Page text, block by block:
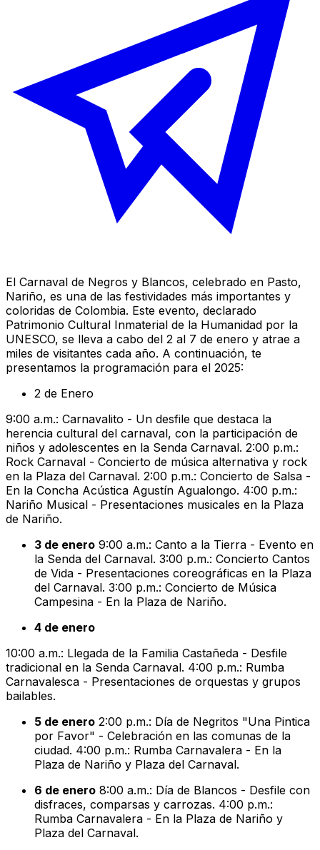
El Carnaval de Negros y Blancos, celebrado en Pasto,
Nariño, es una de las festividades más importantes y
coloridas de Colombia. Este evento, declarado
Patrimonio Cultural Inmaterial de la Humanidad por la
UNESCO, se lleva a cabo del 2 al 7 de enero y atrae a
miles de visitantes cada año. A continuación, te
presentamos la programación para el 2025:
2 de Enero
9:00 a.m.: Carnavalito - Un desfile que destaca la
herencia cultural del carnaval, con la participación de
niños y adolescentes en la Senda Carnaval. 2:00 p.m.:
Rock Carnaval - Concierto de música alternativa y rock
en la Plaza del Carnaval. 2:00 p.m.: Concierto de Salsa -
En la Concha Acústica Agustín Agualongo. 4:00 p.m.:
Nariño Musical - Presentaciones musicales en la Plaza
de Nariño.
3 de enero 9:00 a.m.: Canto a la Tierra - Evento en
la Senda del Carnaval. 3:00 p.m.: Concierto Cantos
de Vida - Presentaciones coreográficas en la Plaza
del Carnaval. 3:00 p.m.: Concierto de Música
Campesina - En la Plaza de Nariño.
4 de enero
10:00 a.m.: Llegada de la Familia Castañeda - Desfile
tradicional en la Senda Carnaval. 4:00 p.m.: Rumba
Carnavalesca - Presentaciones de orquestas y grupos
bailables.
5 de enero 2:00 p.m.: Día de Negritos "Una Pintica
por Favor" - Celebración en las comunas de la
ciudad. 4:00 p.m.: Rumba Carnavalera - En la
Plaza de Nariño y Plaza del Carnaval.
6 de enero 8:00 a.m.: Día de Blancos - Desfile con
disfraces, comparsas y carrozas. 4:00 p.m.:
Rumba Carnavalera - En la Plaza de Nariño y
Plaza del Carnaval.